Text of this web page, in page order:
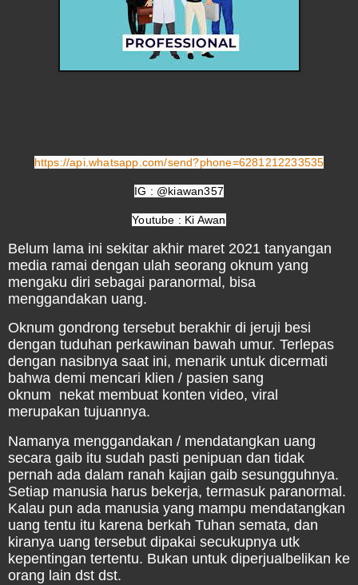
https://api.whatsapp.com/send?phone=6281212233535
IG : @kiawan357
Youtube : Ki Awan
Belum lama ini sekitar akhir maret 2021 tanyangan
media ramai dengan ulah seorang oknum yang
mengaku diri sebagai paranormal, bisa
menggandakan uang.
Oknum gondrong tersebut berakhir di jeruji besi
dengan tuduhan perkawinan bawah umur. Terlepas
dengan nasibnya saat ini, menarik untuk dicermati
bahwa demi mencari klien / pasien sang
oknum nekat membuat konten video, viral
merupakan tujuannya.
Namanya menggandakan / mendatangkan uang
secara gaib itu sudah pasti penipuan dan tidak
pernah ada dalam ranah kajian gaib sesungguhnya.
Setiap manusia harus bekerja, termasuk paranormal.
Kalau pun ada manusia yang mampu mendatangkan
uang tentu itu karena berkah Tuhan semata, dan
kiranya uang tersebut dipakai secukupnya utk
kepentingan tertentu. Bukan untuk diperjualbelikan ke
orang lain dst dst.